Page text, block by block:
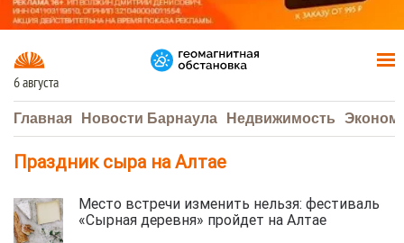
6 августа
Главная Новости Барнаула Недвижимость
Праздник сыра на Алтае
Место встречи изменить нельзя: фестиваль
«Сырная деревня» пройдет на Алтае